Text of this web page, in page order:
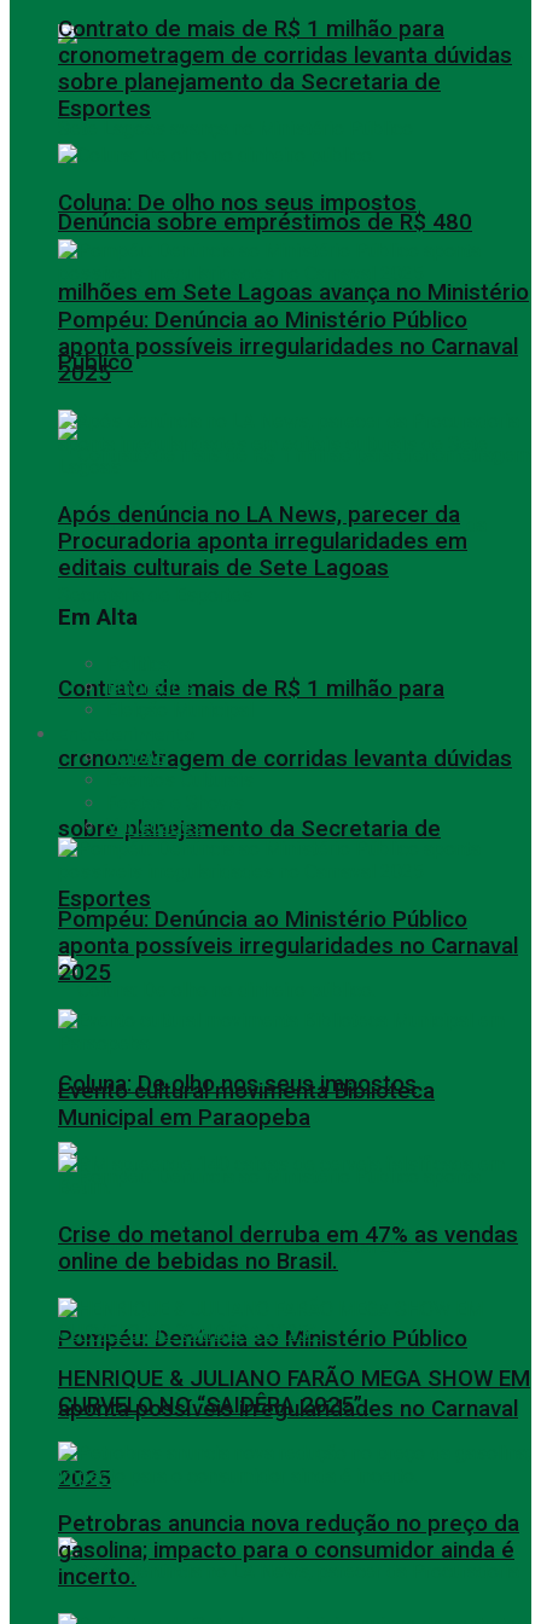
Denúncia sobre empréstimos de R$ 480
milhões em Sete Lagoas avança no Ministério
Público
Contrato de mais de R$ 1 milhão para
cronometragem de corridas levanta dúvidas
sobre planejamento da Secretaria de
Esportes
Coluna: De olho nos seus impostos
Pompéu: Denúncia ao Ministério Público
aponta possíveis irregularidades no Carnaval
2025
Contrato de mais de R$ 1 milhão para
cronometragem de corridas levanta dúvidas
sobre planejamento da Secretaria de
Esportes
Coluna: De olho nos seus impostos
Pompéu: Denúncia ao Ministério Público
aponta possíveis irregularidades no Carnaval
2025
Após denúncia no LA News, parecer da
Procuradoria aponta irregularidades em
editais culturais de Sete Lagoas
Em Alta
Empregos
TODAS
Variedades
Pompéu: Denúncia ao Ministério Público
aponta possíveis irregularidades no Carnaval
2025
Evento cultural movimenta Biblioteca
Municipal em Paraopeba
Crise do metanol derruba em 47% as vendas
online de bebidas no Brasil.
HENRIQUE & JULIANO FARÃO MEGA SHOW EM
CURVELO NO “SAIDÊRA 2025”.
Petrobras anuncia nova redução no preço da
gasolina; impacto para o consumidor ainda é
incerto.